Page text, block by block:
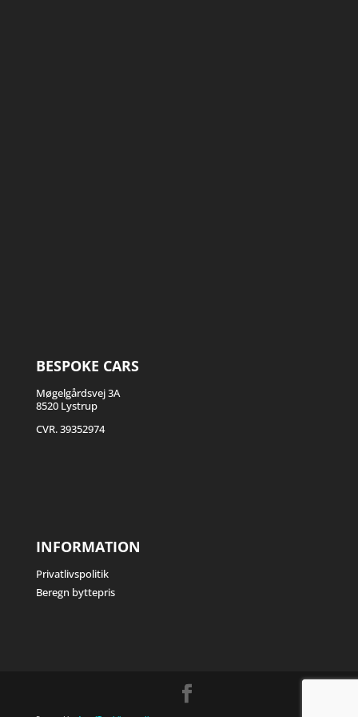
BESPOKE CARS
Møgelgårdsvej 3A
8520 Lystrup
CVR. 39352974
INFORMATION
Privatlivspolitik
Beregn byttepris